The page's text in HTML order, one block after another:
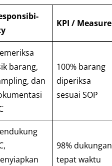
KPI / Measure
barang,
dan
100% barang
diperiksa
sesuai SOP
98% dukungan
tepat waktu